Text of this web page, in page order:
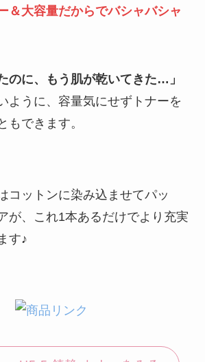
＆大容量だからでバシャバシャ
のに、もう肌が乾いてきた…」
ように、容量気にせずトナーを
もできます。
コットンに染み込ませてパッ
が、これ1本あるだけでより充実
す♪